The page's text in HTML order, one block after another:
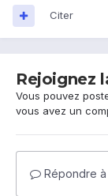
Citer
Rejoignez
Vous pouvez
vous avez un
Répondre